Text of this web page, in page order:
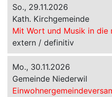
So., 29.11.2026
Kath. Kirchgemeinde
Mit Wort und Musik in die
extern / definitiv
Mo., 30.11.2026
Gemeinde Niederwil